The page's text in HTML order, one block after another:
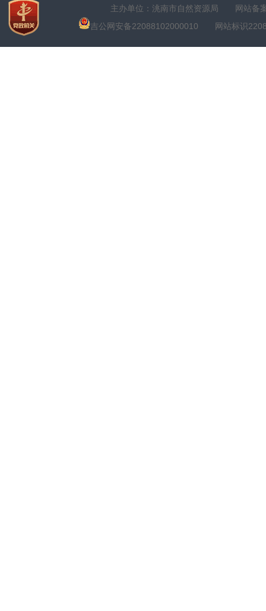
主办单位：洮南市自然资源局
网站备
吉公网安备22088102000010 网站标识